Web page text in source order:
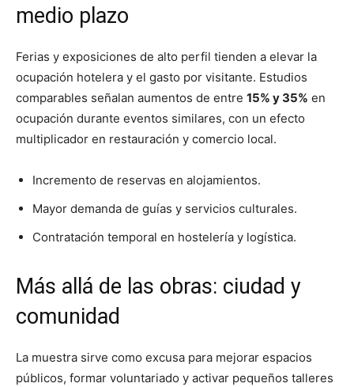
medio plazo
Ferias y exposiciones de alto perfil tienden a elevar la
ocupación hotelera y el gasto por visitante. Estudios
comparables señalan aumentos de entre 15% y 35% en
ocupación durante eventos similares, con un efecto
multiplicador en restauración y comercio local.
Incremento de reservas en alojamientos.
Mayor demanda de guías y servicios culturales.
Contratación temporal en hostelería y logística.
Más allá de las obras: ciudad y
comunidad
La muestra sirve como excusa para mejorar espacios
públicos, formar voluntariado y activar pequeños talleres